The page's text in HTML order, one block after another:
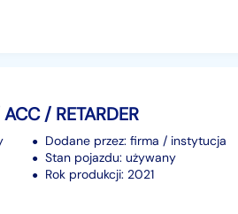
/ RETARDER
Dodane przez: firma / instytucja
Stan pojazdu: używany
Rok produkcji: 2021